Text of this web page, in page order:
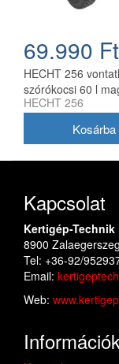
69.990 Ft
HECHT 256
szórókocsi 60 l
műtrágya
HECHT 256
Kapcsolat
Kertigép-Technik
8900
Tel: +36-92/
Email:
Web: